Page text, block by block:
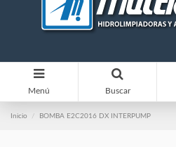
Menú Buscar
Inicio BOMBA E2C2016 DX INTERPUMP